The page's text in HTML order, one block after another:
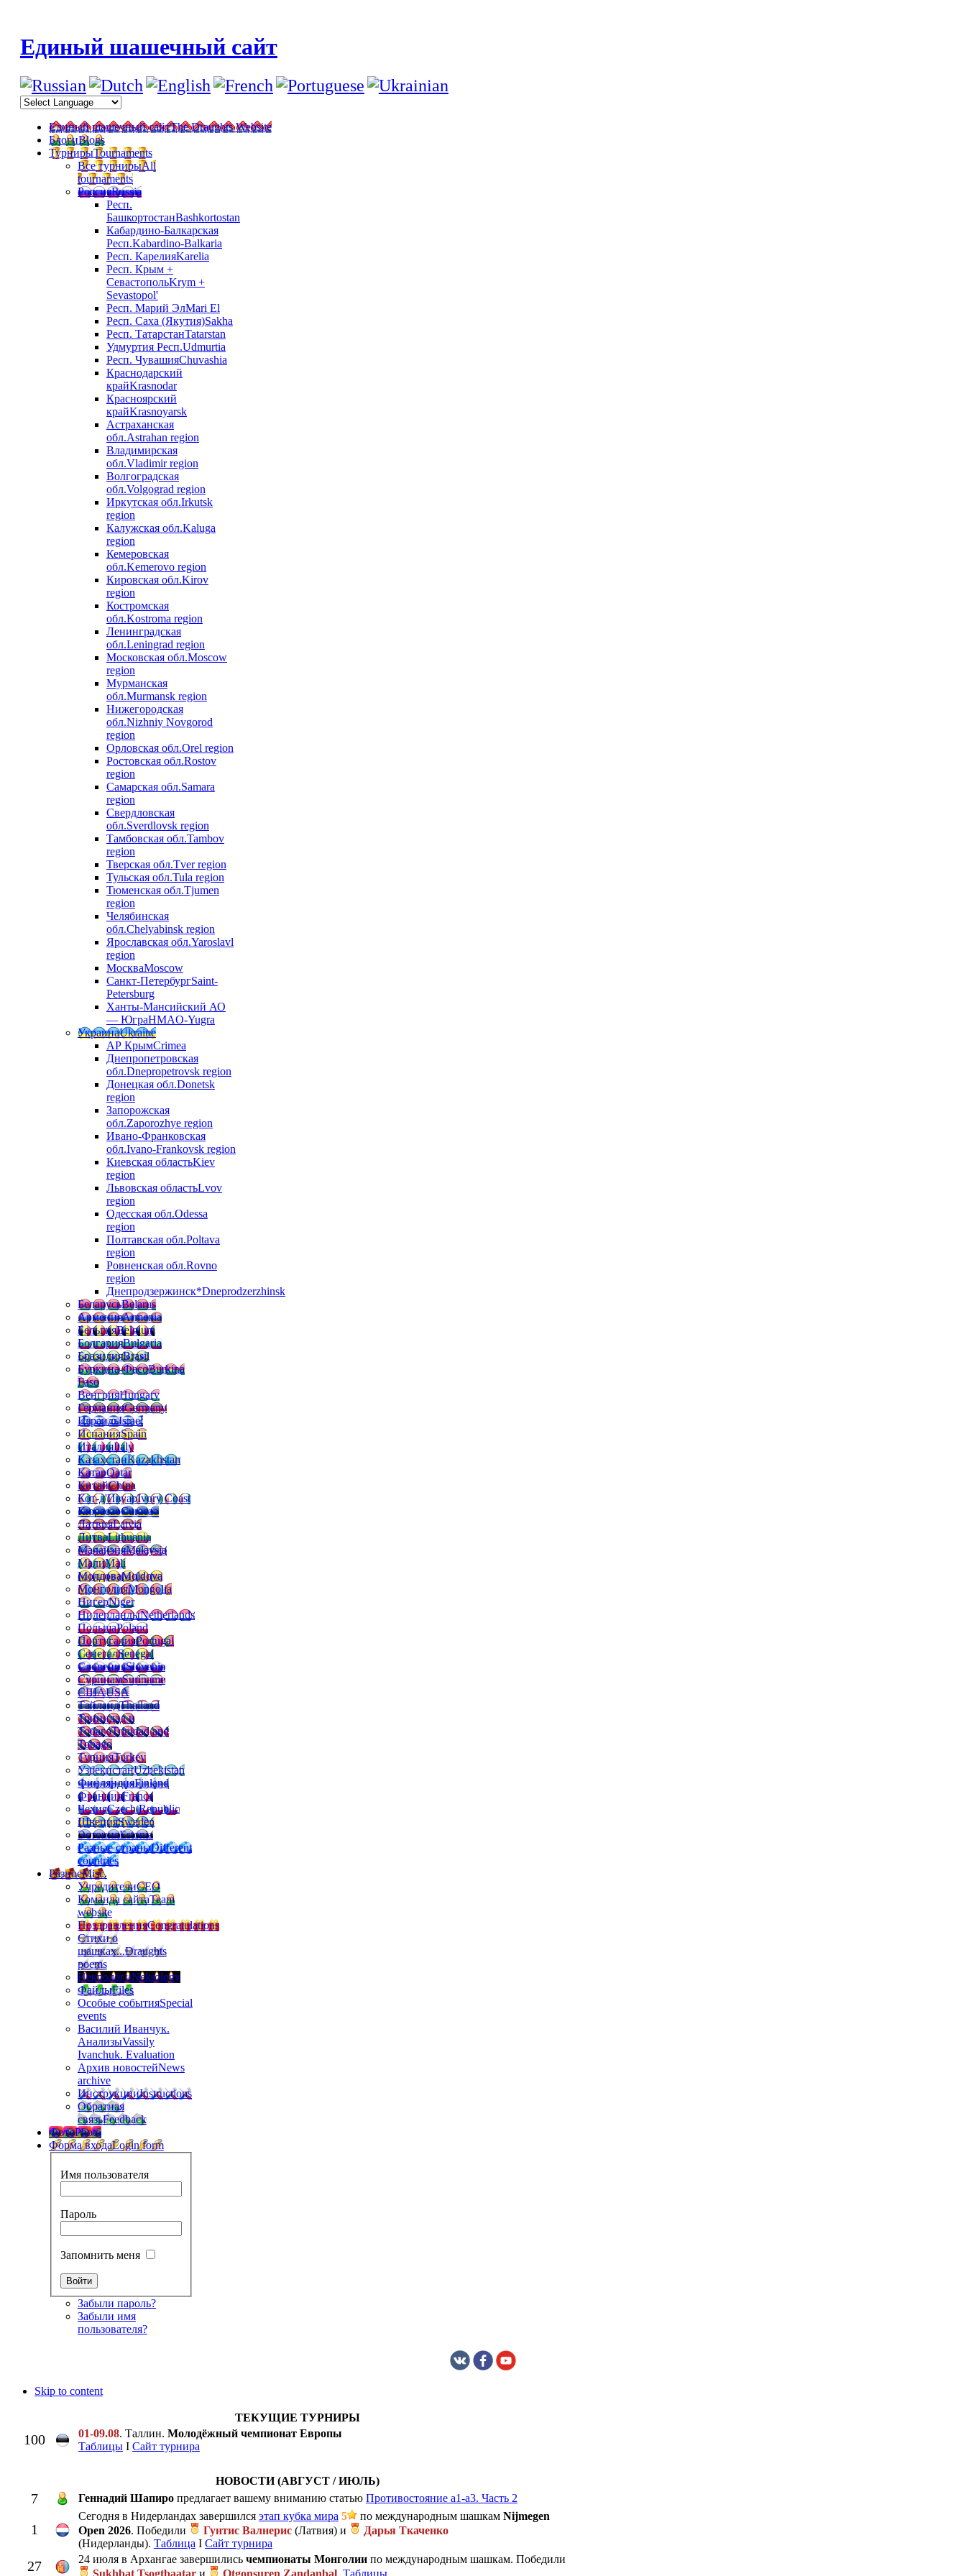
Единый шашечный сайт
Единый шашечный сайтThe Draughts Website
БлогиBlogs
ТурнирыTournaments
Все турнирыAll
tournaments
РоссияRussia
Респ.
БашкортостанBashkortostan
Кабардино-Балкарская
Респ.Kabardino-Balkaria
Респ. КарелияKarelia
Респ. Крым +
СевастопольKrym +
Sevastopol'
Респ. Марий ЭлMari El
Респ. Саха (Якутия)Sakha
Респ. ТатарстанTatarstan
Удмуртия Респ.Udmurtia
Респ. ЧувашияChuvashia
Краснодарский
крайKrasnodar
Красноярский
крайKrasnoyarsk
Астраханская
обл.Astrahan region
Владимирская
обл.Vladimir region
Волгоградская
обл.Volgograd region
Иркутская обл.Irkutsk
region
Калужская обл.Kaluga
region
Кемеровская
обл.Kemerovo region
Кировская обл.Kirov
region
Костромская
обл.Kostroma region
Ленинградская
обл.Leningrad region
Московская обл.Moscow
region
Мурманская
обл.Murmansk region
Нижегородская
обл.Nizhniy Novgorod
region
Орловская обл.Orel region
Ростовская обл.Rostov
region
Самарская обл.Samara
region
Свердловская
обл.Sverdlovsk region
Тамбовская обл.Tambov
region
Тверская обл.Tver region
Тульская обл.Tula region
Тюменская обл.Tjumen
region
Челябинская
обл.Chelyabinsk region
Ярославская обл.Yaroslavl
region
МоскваMoscow
Санкт-ПетербургSaint-
Petersburg
Ханты-Мансийский АО
— ЮграHMAO-Yugra
УкраинаUkraine
АР КрымCrimea
Днепропетровская
обл.Dnepropetrovsk region
Донецкая обл.Donetsk
region
Запорожская
обл.Zaporozhye region
Ивано-Франковская
обл.Ivano-Frankovsk region
Киевская областьKiev
region
Львовская областьLvov
region
Одесская обл.Odessa
region
Полтавская обл.Poltava
region
Ровненская обл.Rovno
region
Днепродзержинск*Dneprodzerzhinsk
БеларусьBelarus
АрменияArmenia
БельгияBelgium
БолгарияBulgaria
БразилияBrasil
Буркина-ФасоBurkina
Faso
ВенгрияHungary
ГерманияGermany
ИзраильIsrael
ИспанияSpain
ИталияItaly
КазахстанKazakhstan
КатарQatar
КитайChina
Кот-д'ИвуарIvory Coast
КюрасаоCuracao
ЛатвияLatvia
ЛитваLithuania
МалайзияMalaysia
МалиMali
МолдоваMoldova
МонголияMongolia
НигерNiger
НидерландыNetherlands
ПольшаPoland
ПортугалияPortugal
СенегалSenegal
СловенияSlovenia
СуринамSuriname
СШАUSA
ТайландThailand
Тринидад и
ТобагоTrinidad and
Tobago
ТурцияTurkey
УзбекистанUzbekistan
ФинляндияFinland
ФранцияFrance
ЧехияCzech Republic
ШвецияSweden
ЭстонияEstonia
Разные страныDifferent
countries
РазноеMisc.
УчредителиCEO
Команда сайтаTeam
website
ПоздравленияCongratulations
Стихи о
шашках...Draughts
poems
НекрологиNekrology
ФайлыFiles
Особые событияSpecial
events
Василий Иванчук.
АнализыVassily
Ivanchuk. Evaluation
Архив новостейNews
archive
ИнструкцииInstructions
Обратная
связьFeedback
ФотоPhoto
Форма входаLogin form
Имя пользователя
Пароль
Запомнить меня
Забыли пароль?
Забыли имя
пользователя?
Skip to content
ТЕКУЩИЕ ТУРНИРЫ
100 01-09.08. Таллин. Молодёжный чемпионат Европы
ТаблицыI Сайт турнира
НОВОСТИ (АВГУСТ / ИЮЛЬ)
7 Геннадий Шапиропредлагает вашему вниманию статью Противостояние a1-a3. Часть 2
1
Сегодня в Нидерландах завершился этап кубка мира 5 по ме­жду­на­род­ным шашкам Nijmegen
Open 2026. Победили Гунтис Валнерис(Латвия) и
Дарья Ткаченко
(Нидерланды). ТаблицаI Сайт турнира
27 24 июля в Архангае завершились чемпионаты Монголиипо ме­жду­на­род­ным шашкам. Победили